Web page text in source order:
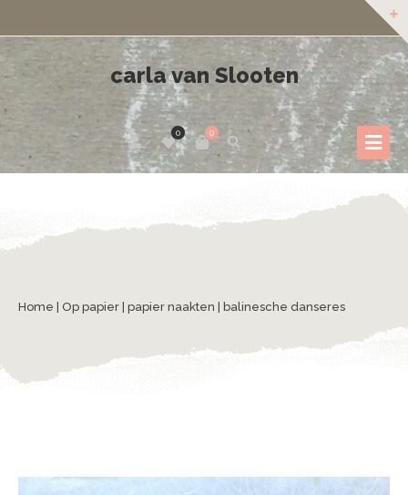
carla van Slooten
0
0
Home Op papier papier naakten | balinesche danseres